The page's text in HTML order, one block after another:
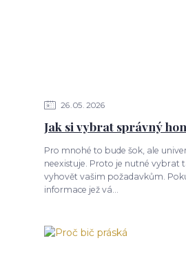
26 05 2026
Jak si vybrat správný
Pro mnohé to bude šok, ale
neexistuje. Proto je nutné vybrat
vyhovět vašim požadavkům.
informace jež vá...